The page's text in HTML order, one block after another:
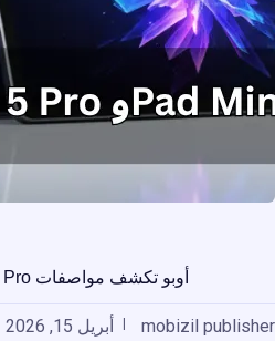
أوبو تكشف مواصفات Pad 5 Pro وPad Mini قبل الإطلاق
mobizil publisher
أبريل 15, 2026